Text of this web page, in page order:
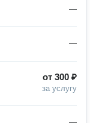
—
—
от 300 ₽
за услугу